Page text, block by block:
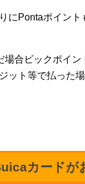
にPontaポイント
場合ビックポイン
ット等で払った
カードが